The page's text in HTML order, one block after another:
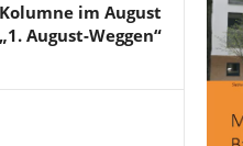
im August
August-Weggen“